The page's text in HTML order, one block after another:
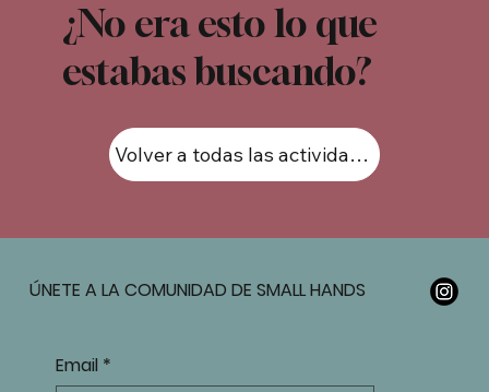
¿No era esto lo que
estabas buscando?
Volver a todas las actividades
ÚNETE A LA COMUNIDAD DE SMALL HANDS
Email *